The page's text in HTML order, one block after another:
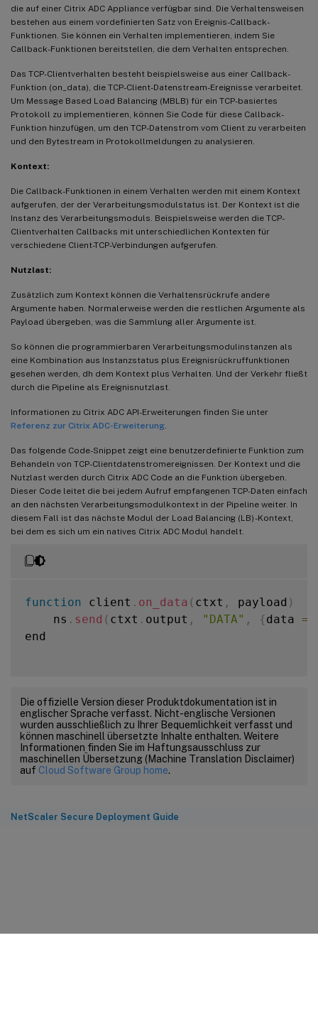
die auf einer Citrix ADC Appliance verfügbar sind. Die Verhaltensweisen
bestehen aus einem vordefinierten Satz von Ereignis-Callback-
Funktionen. Sie können ein Verhalten implementieren, indem Sie
Callback-Funktionen bereitstellen, die dem Verhalten entsprechen.
Das TCP-Clientverhalten besteht beispielsweise aus einer Callback-
Funktion (on_data), die TCP-Client-Datenstream-Ereignisse verarbeitet.
Um Message Based Load Balancing (MBLB) für ein TCP-basiertes
Protokoll zu implementieren, können Sie Code für diese Callback-
Funktion hinzufügen, um den TCP-Datenstrom vom Client zu verarbeiten
und den Bytestream in Protokollmeldungen zu analysieren.
Kontext:
Die Callback-Funktionen in einem Verhalten werden mit einem Kontext
aufgerufen, der der Verarbeitungsmodulstatus ist. Der Kontext ist die
Instanz des Verarbeitungsmoduls. Beispielsweise werden die TCP-
Clientverhalten Callbacks mit unterschiedlichen Kontexten für
verschiedene Client-TCP-Verbindungen aufgerufen.
Nutzlast:
Zusätzlich zum Kontext können die Verhaltensrückrufe andere
Argumente haben. Normalerweise werden die restlichen Argumente als
Payload übergeben, was die Sammlung aller Argumente ist.
So können die programmierbaren Verarbeitungsmodulinstanzen als
eine Kombination aus Instanzstatus plus Ereignisrückruffunktionen
gesehen werden, dh dem Kontext plus Verhalten. Und der Verkehr fließt
durch die Pipeline als Ereignisnutzlast.
Informationen zu Citrix ADC API-Erweiterungen finden Sie unter
Referenz zur Citrix ADC-Erweiterung
Das folgende Code-Snippet zeigt eine benutzerdefinierte Funktion zum
Behandeln von TCP-Clientdatenstromereignissen. Der Kontext und die
Nutzlast werden durch Citrix ADC Code an die Funktion übergeben.
Dieser Code leitet die bei jedem Aufruf empfangenen TCP-Daten einfach
an den nächsten Verarbeitungsmodulkontext in der Pipeline weiter. In
diesem Fall ist das nächste Modul der Load Balancing (LB) -Kontext,
bei dem es sich um ein natives Citrix ADC Modul handelt.
function client . on_data ( ctxt , payload )
    ns
. send ( ctxt . output , "DATA" , {data =
end
Die offizielle Version dieser Produktdokumentation ist in
englischer Sprache verfasst. Nicht-englische Versionen
wurden ausschließlich zu Ihrer Bequemlichkeit verfasst und
können maschinell übersetzte Inhalte enthalten. Weitere
Informationen finden Sie im Haftungsausschluss zur
maschinellen Übersetzung (Machine Translation Disclaimer)
auf Cloud Software Group home.
NetScaler Secure Deployment Guide